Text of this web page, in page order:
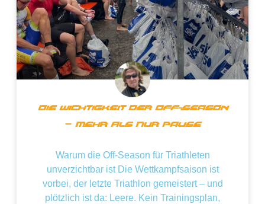
Die Wichtigkeit Der Off-Season
– Mehr Als Nur Pause
Warum die Off-Season für Triathleten
unverzichtbar ist Die Wettkampfsaison ist
vorbei, der letzte Triathlon gemeistert – und
plötzlich ist da: Leere. Kein Trainingsplan,